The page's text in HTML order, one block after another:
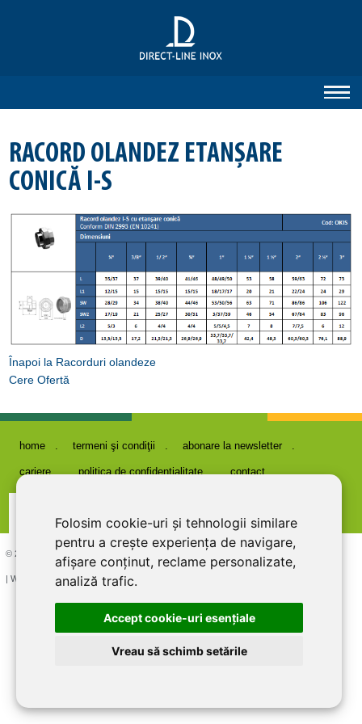
Folosim cookie-uri și tehnologii similare
pentru a crește experiența de navigare,
afișare conținut, reclame personalizate,
analiză trafic.
Accept cookie-uri esenţiale
Vreau să schimb setările
RACORD OLANDEZ ETANŞARE
CONICĂ I-S
Înapoi la Racorduri olandeze
Cere Ofertă
home termeni şi condiţii abonare la newsletter
cariere politica de confidentialitate contact
© 2026 DIRECT LINE INOX IMPEX SRL, RO7727821, J12/1817/1995
| Website creat si optimizat deLiveCOM